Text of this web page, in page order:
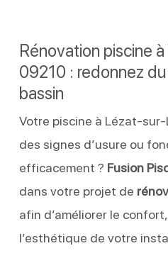
Rénovation piscine
09210 : redonnez
bassin
Votre piscine à Lézat-
des signes d’usure ou
efficacement ? Fusion
dans votre projet de
afin d’améliorer le
l’esthétique de votre